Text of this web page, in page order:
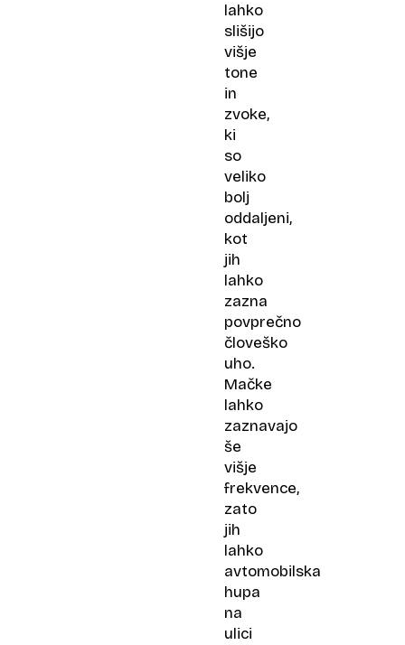
lahko
slišijo
višje
tone
in
zvoke,
ki
so
veliko
bolj
oddaljeni,
kot
jih
lahko
zazna
povprečno
človeško
uho.
Mačke
lahko
zaznavajo
še
višje
frekvence,
zato
jih
lahko
avtomobilska
hupa
na
ulici